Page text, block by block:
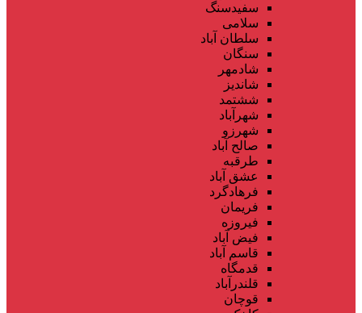
سفیدسنگ
سلامی
سلطان آباد
سنگان
شادمهر
شاندیز
ششتمد
شهرآباد
شهرزو
صالح آباد
طرقبه
عشق آباد
فرهادگرد
فریمان
فیروزه
فیض آباد
قاسم آباد
قدمگاه
قلندرآباد
قوچان